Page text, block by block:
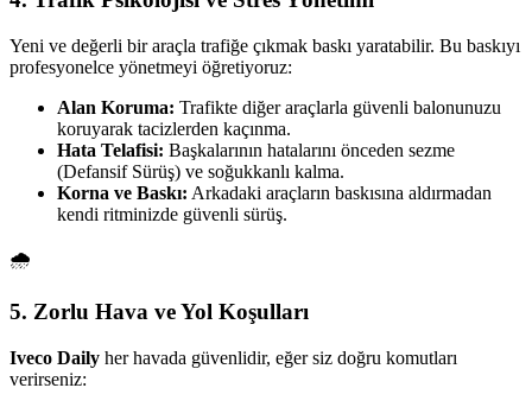
Yeni ve değerli bir araçla trafiğe çıkmak baskı yaratabilir. Bu baskıyı
profesyonelce yönetmeyi öğretiyoruz:
Alan Koruma: Trafikte diğer araçlarla güvenli balonunuzu
koruyarak tacizlerden kaçınma.
Hata Telafisi: Başkalarının hatalarını önceden sezme
(Defansif Sürüş) ve soğukkanlı kalma.
Korna ve Baskı: Arkadaki araçların baskısına aldırmadan
kendi ritminizde güvenli sürüş.
🌧️
5. Zorlu Hava ve Yol Koşulları
Iveco Daily her havada güvenlidir, eğer siz doğru komutları
verirseniz: